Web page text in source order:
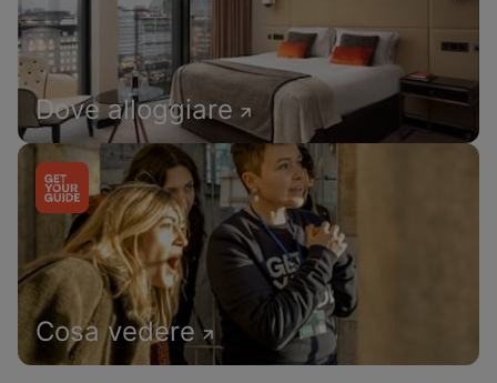
Dove alloggiare
Cosa vedere